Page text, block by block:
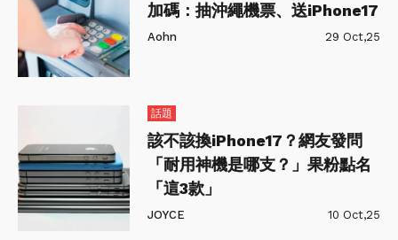
加碼：抽沖繩機票、送iPhone17
Aohn 29 Oct,25
話題
該不該換iPhone17？網友發問
「耐用神機是哪支？」果粉點名
「這3款」
JOYCE 10 Oct,25